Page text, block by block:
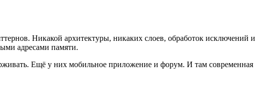
Никакой архитектуры, никаких слоев, обработок исключений и
адресами памяти.
Ещё у них мобильное приложение и форум. И там современная